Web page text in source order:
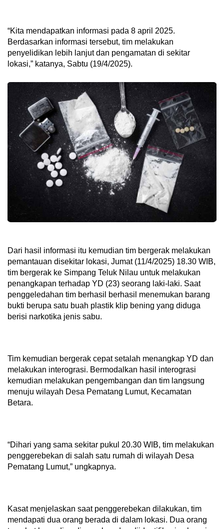
“Kita mendapatkan informasi pada 8 april 2025.
Berdasarkan informasi tersebut, tim melakukan
penyelidikan lebih lanjut dan pengamatan di sekitar
lokasi,” katanya, Sabtu (19/4/2025).
Dari hasil informasi itu kemudian tim bergerak melakukan
pemantauan disekitar lokasi, Jumat (11/4/2025) 18.30 WIB,
tim bergerak ke Simpang Teluk Nilau untuk melakukan
penangkapan terhadap YD (23) seorang laki-laki. Saat
penggeledahan tim berhasil berhasil menemukan barang
bukti berupa satu buah plastik klip bening yang diduga
berisi narkotika jenis sabu.
Tim kemudian bergerak cepat setalah menangkap YD dan
melakukan interograsi. Bermodalkan hasil interograsi
kemudian melakukan pengembangan dan tim langsung
menuju wilayah Desa Pematang Lumut, Kecamatan
Betara.
“Dihari yang sama sekitar pukul 20.30 WIB, tim melakukan
penggerebekan di salah satu rumah di wilayah Desa
Pematang Lumut,” ungkapnya.
Kasat menjelaskan saat penggerebekan dilakukan, tim
mendapati dua orang berada di dalam lokasi. Dua orang